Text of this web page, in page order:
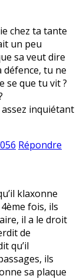
chez ta tante
un peu
sa veut dire
tu ne
se que tu vit ?
assez inquiétant
Répondre
klaxonne
fois, ils
il a le droit
de
qu’il
ils
sa plaque